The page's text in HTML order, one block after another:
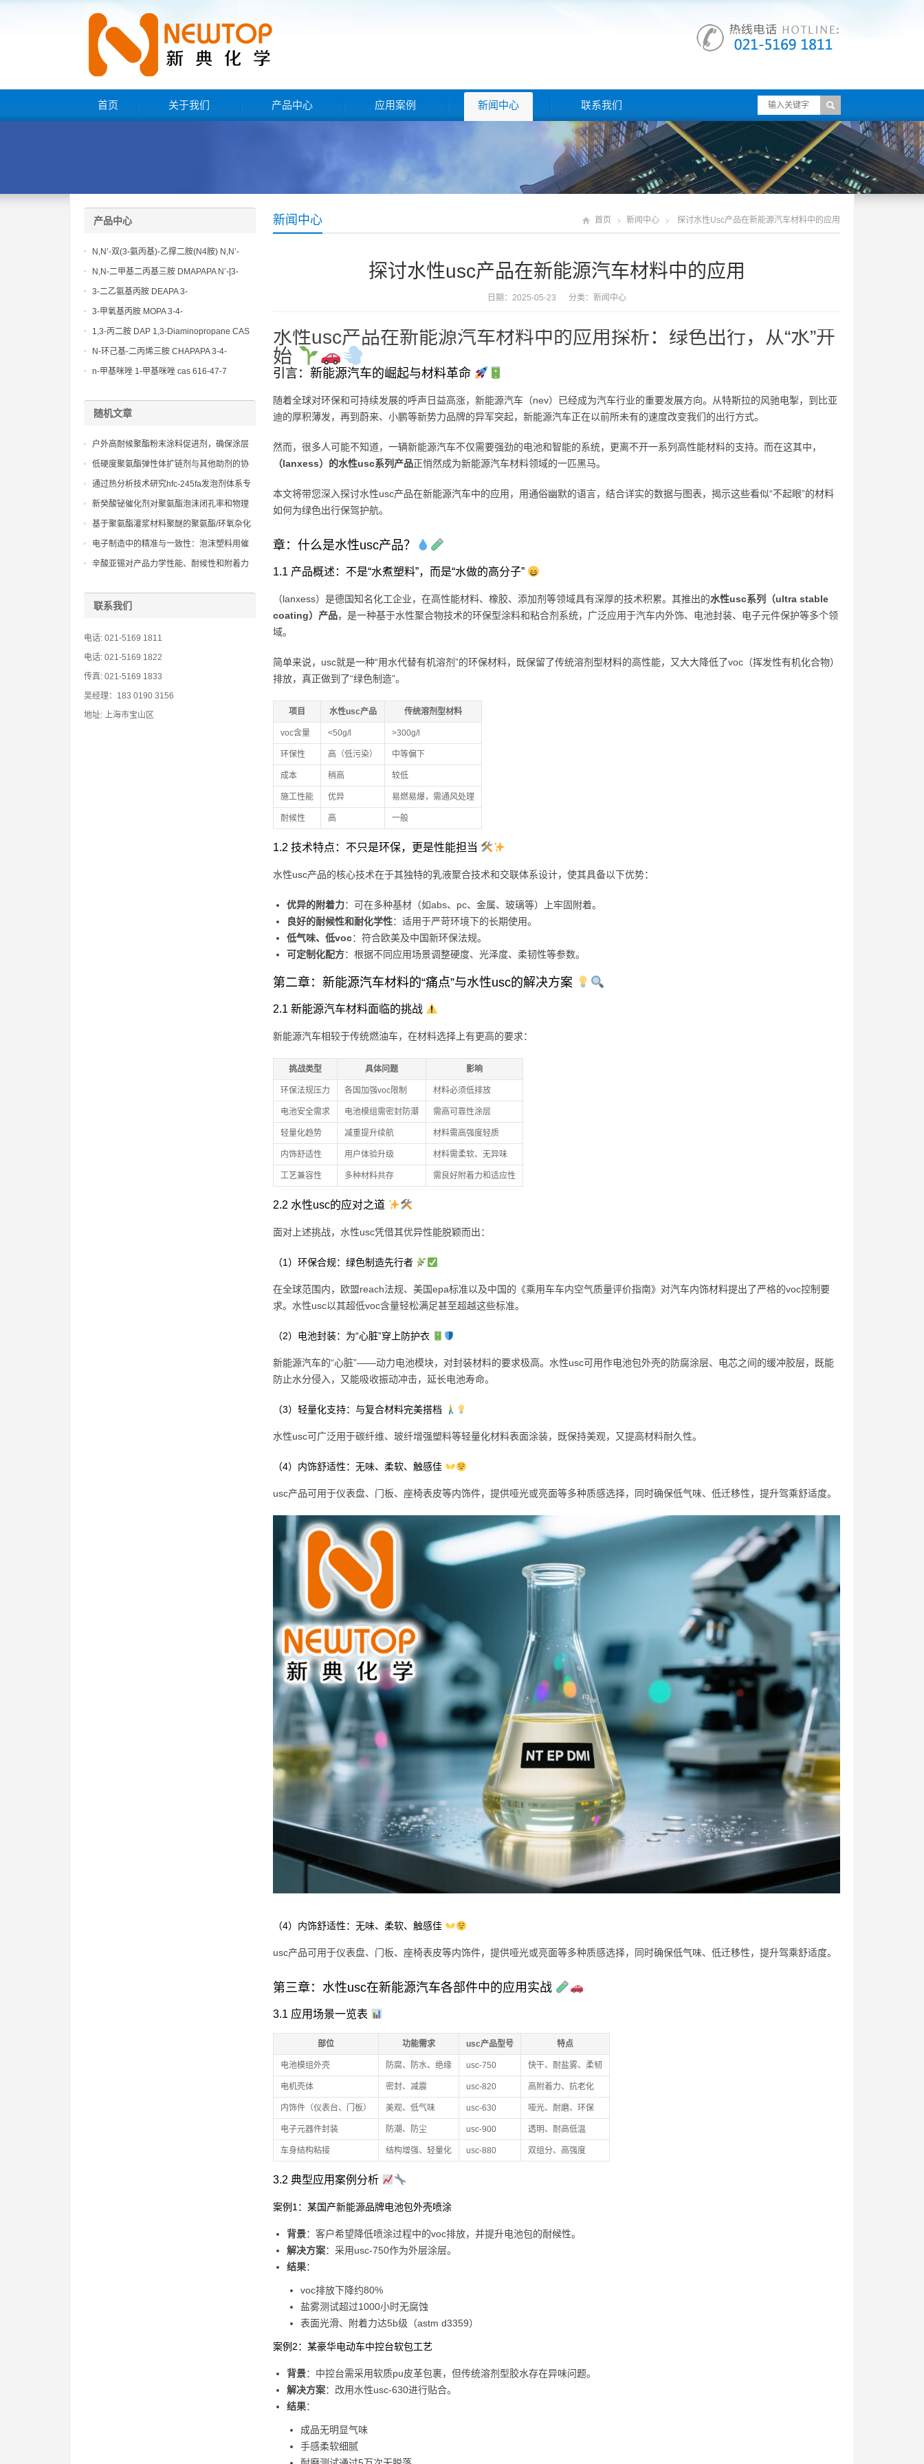
首页 关于我们 产品中心 应用案例 新闻中心 联系我们
新闻中心 首页 新闻中心 探讨水性usc产品在新能源汽车材料中的应用
探讨水性usc产品在新能源汽车材料中的应用
日期：2025-05-23 分类： 新闻中心
水性usc产品在新能源汽车材料中的应用探析：绿色出行，从“水”开
始
引言：新能源汽车的崛起与材料革命
随着全球对环保和可持续发展的呼声日益高涨，新能源汽车（nev）已经成为汽车行业的重要发展方向。从特斯拉的风驰电掣，到比亚
迪的厚积薄发，再到蔚来、小鹏等新势力品牌的异军突起，新能源汽车正在以前所未有的速度改变我们的出行方式。
然而，很多人可能不知道，一辆新能源汽车不仅需要强劲的电池和智能的系统，更离不开一系列高性能材料的支持。而在这其中，
（lanxess）的水性usc系列产品正悄然成为新能源汽车材料领域的一匹黑马。
本文将带您深入探讨水性usc产品在新能源汽车中的应用，用通俗幽默的语言，结合详实的数据与图表，揭示这些看似“不起眼”的材料
如何为绿色出行保驾护航。
章：什么是水性usc产品？
1.1 产品概述：不是“水煮塑料”，而是“水做的高分子”
（lanxess）是德国知名化工企业，在高性能材料、橡胶、添加剂等领域具有深厚的技术积累。其推出的水性usc系列（ultra stable
coating）产品，是一种基于水性聚合物技术的环保型涂料和粘合剂系统，广泛应用于汽车内外饰、电池封装、电子元件保护等多个领
域。
简单来说，usc就是一种“用水代替有机溶剂”的环保材料，既保留了传统溶剂型材料的高性能，又大大降低了voc（挥发性有机化合物）
排放，真正做到了“绿色制造”。
项目 水性usc产品 传统溶剂型材料
voc含量 <50g/l >300g/l
环保性 高（低污染） 中等偏下
成本 稍高 较低
施工性能 优异 易燃易爆，需通风处理
耐候性 高 一般
1.2 技术特点：不只是环保，更是性能担当
水性usc产品的核心技术在于其独特的乳液聚合技术和交联体系设计，使其具备以下优势：
优异的附着力：可在多种基材（如abs、pc、金属、玻璃等）上牢固附着。
良好的耐候性和耐化学性：适用于严苛环境下的长期使用。
低气味、低voc：符合欧美及中国新环保法规。
可定制化配方：根据不同应用场景调整硬度、光泽度、柔韧性等参数。
第二章：新能源汽车材料的“痛点”与水性usc的解决方案
2.1 新能源汽车材料面临的挑战
新能源汽车相较于传统燃油车，在材料选择上有更高的要求：
挑战类型 具体问题 影响
环保法规压力 各国加强voc限制 材料必须低排放
电池安全需求 电池模组需密封防潮 需高可靠性涂层
轻量化趋势 减重提升续航 材料需高强度轻质
内饰舒适性 用户体验升级 材料需柔软、无异味
工艺兼容性 多种材料共存 需良好附着力和适应性
2.2 水性usc的应对之道
面对上述挑战，水性usc凭借其优异性能脱颖而出：
（1）环保合规：绿色制造先行者
在全球范围内，欧盟reach法规、美国epa标准以及中国的《乘用车车内空气质量评价指南》对汽车内饰材料提出了严格的voc控制要
求。水性usc以其超低voc含量轻松满足甚至超越这些标准。
（2）电池封装：为“心脏”穿上防护衣
新能源汽车的“心脏”——动力电池模块，对封装材料的要求极高。水性usc可用作电池包外壳的防腐涂层、电芯之间的缓冲胶层，既能
防止水分侵入，又能吸收振动冲击，延长电池寿命。
（3）轻量化支持：与复合材料完美搭档
水性usc可广泛用于碳纤维、玻纤增强塑料等轻量化材料表面涂装，既保持美观，又提高材料耐久性。
（4）内饰舒适性：无味、柔软、触感佳
usc产品可用于仪表盘、门板、座椅表皮等内饰件，提供哑光或亮面等多种质感选择，同时确保低气味、低迁移性，提升驾乘舒适度。
（4）内饰舒适性：无味、柔软、触感佳
usc产品可用于仪表盘、门板、座椅表皮等内饰件，提供哑光或亮面等多种质感选择，同时确保低气味、低迁移性，提升驾乘舒适度。
第三章：水性usc在新能源汽车各部件中的应用实战
3.1 应用场景一览表
部位 功能需求 usc产品型号 特点
电池模组外壳 防腐、防水、绝缘 usc-750 快干、耐盐雾、柔韧
电机壳体 密封、减震 usc-820 高附着力、抗老化
内饰件（仪表台、门板） 美观、低气味 usc-630 哑光、耐磨、环保
电子元器件封装 防潮、防尘 usc-900 透明、耐高低温
车身结构粘接 结构增强、轻量化 usc-880 双组分、高强度
3.2 典型应用案例分析
案例1：某国产新能源品牌电池包外壳喷涂
背景：客户希望降低喷涂过程中的voc排放，并提升电池包的耐候性。
解决方案：采用usc-750作为外层涂层。
结果：
voc排放下降约80%
盐雾测试超过1000小时无腐蚀
表面光滑、附着力达5b级（astm d3359）
案例2：某豪华电动车中控台软包工艺
背景：中控台需采用软质pu皮革包裹，但传统溶剂型胶水存在异味问题。
解决方案：改用水性usc-630进行贴合。
结果：
成品无明显气味
手感柔软细腻
产品中心
N,N’-双(3-氨丙基)-乙撑二胺(N4胺) N,N’-
Bis(3-aminopropyl)-ethylenediamine CAS
No10563-26-5
N,N-二甲基二丙基三胺 DMAPAPA N’-[3-
(dimethylamino)propyllpropane-1,3-
diamine CAS No10563-29-8
3-二乙氨基丙胺 DEAPA 3-
(Diethylamino)propylamine CAS No 104-
3-甲氧基丙胺 MOPA 3-4-
Methoxypropylamine CAS No 5332-73-0
1,3-丙二胺 DAP 1,3-Diaminopropane CAS
No 109-76-2
N-环己基-二丙烯三胺 CHAPAPA 3-4-
Methoxypropylamine CAS No:5332-73-0
n-甲基咪唑 1-甲基咪唑 cas 616-47-7
随机文章
户外高耐候聚酯粉末涂料促进剂，确保涂层
长期的抗褪色性
低硬度聚氨酯弹性体扩链剂与其他助剂的协
同作用研究，旨在构建多功能、高性能的软
质弹性体体系。
通过热分析技术研究hfc-245fa发泡剂体系专
用催化剂对聚氨酯固化放热峰的影响，实现
精确工艺控制。
新癸酸铋催化剂对聚氨酯泡沫闭孔率和物理
机械性能的调控作用
基于聚氨酯灌浆材料聚醚的聚氨酯/环氧杂化
灌浆材料研究
电子制造中的精准与一致性：泡沫塑料用催
化剂的作用探讨
辛酸亚锡对产品力学性能、耐候性和附着力
联系我们
电话: 021-5169 1811
电话: 021-5169 1822
传真: 021-5169 1833
吴经理：183 0190 3156
地址: 上海市宝山区